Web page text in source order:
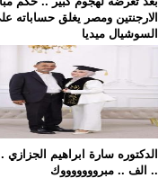
الارجنتين ومصر يغلق حساباته
السوشيال ميديا
الدكتوره سارة ابراهيم الجزازي
.. الف .. مبروووووووك